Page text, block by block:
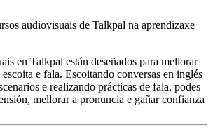
audiovisuais de Talkpal na aprendizaxe
en Talkpal están deseñados para mellorar
e fala. Escoitando conversas en inglés
e realizando prácticas de fala, podes
mellorar a pronuncia e gañar confianza